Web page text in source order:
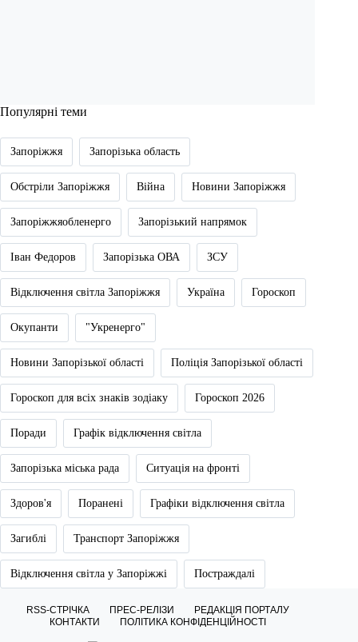
Популярні теми
Запоріжжя Запорізька область
Обстріли Запоріжжя Війна Новини Запоріжжя
Запоріжжяобленерго Запорізький напрямок
Іван Федоров Запорізька ОВА ЗСУ
Відключення світла Запоріжжя Україна Гороскоп
Окупанти "Укренерго"
Новини Запорізької області Поліція Запорізької області
Гороскоп для всіх знаків зодіаку Гороскоп 2026
Поради Графік відключення світла
Запорізька міська рада Ситуація на фронті
Здоров'я Поранені Графіки відключення світла
Загиблі Транспорт Запоріжжя
Відключення світла у Запоріжжі Постраждалі
RSS-СТРІЧКА ПРЕС-РЕЛІЗИ
РЕДАКЦІЯ ПОРТАЛУ
КОНТАКТИ
ПОЛІТИКА КОНФІДЕНЦІЙНОСТІ